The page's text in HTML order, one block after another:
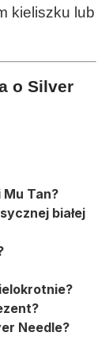
kieliszku lub
o Silver
Mu Tan?
białej
Needle?